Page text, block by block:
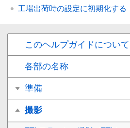
工場出荷時の設定に初期化する
このヘルプガイドについて
各部の名称
準備
撮影